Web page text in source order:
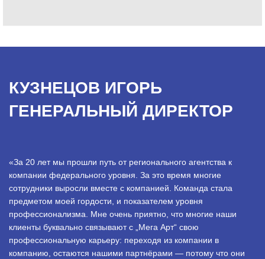
КУЗНЕЦОВ ИГОРЬ
ГЕНЕРАЛЬНЫЙ ДИРЕКТОР
«За 20 лет мы прошли путь от регионального агентства к
компании федерального уровня. За это время многие
сотрудники выросли вместе с компанией. Команда стала
предметом моей гордости, и показателем уровня
профессионализма. Мне очень приятно, что многие наши
клиенты буквально связывают с „Мега Арт“ свою
профессиональную карьеру: переходя из компании в
компанию, остаются нашими партнёрами — потому что они